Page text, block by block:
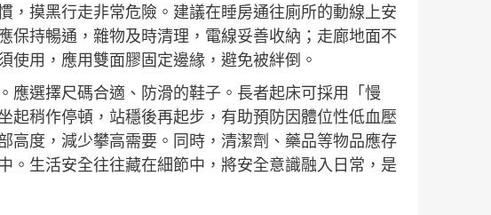
，摸黑行走非常危險。建議在睡房通往廁所的動線上安
保持暢通，雜物及時清理，電線妥善收納；走廊地面不
使用，應用雙面膠固定邊緣，避免被絆倒。
應選擇尺碼合適、防滑的鞋子。長者起床可採用「慢
起稍作停頓，站穩後再起步，有助預防因體位性低血壓
高度，減少攀高需要。同時，清潔劑、藥品等物品應存
。生活安全往往藏在細節中，將安全意識融入日常，是